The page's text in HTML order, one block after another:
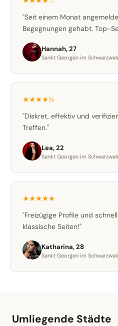
"Seit einem Monat
Begegnungen gehabt. Top-
Hannah, 27
Sankt Georgen im
★★★★½
"Diskret, effektiv und
Treffen."
Lea, 22
Sankt Georgen im
★★★★★
"Freizügige Profile und
klassische Seiten!"
Katharina, 28
Sankt Georgen im
Umliegende Städte